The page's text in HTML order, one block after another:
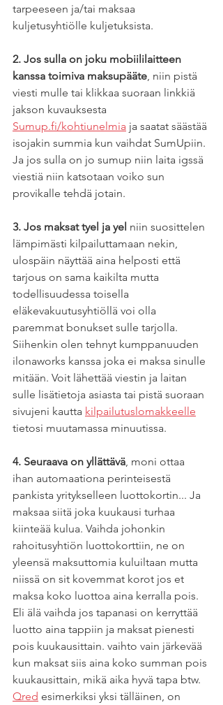
tarpeeseen ja/tai maksaa
kuljetusyhtiölle kuljetuksista.
2. Jos sulla on joku mobiililaitteen
kanssa toimiva maksupääte, niin pistä
viesti mulle tai klikkaa suoraan linkkiä
jakson kuvauksesta
Sumup.fi/kohtiunelmia ja saatat säästää
isojakin summia kun vaihdat SumUpiin.
Ja jos sulla on jo sumup niin laita igssä
viestiä niin katsotaan voiko sun
provikalle tehdä jotain.
3. Jos maksat tyel ja yel niin suosittelen
lämpimästi kilpailuttamaan nekin,
ulospäin näyttää aina helposti että
tarjous on sama kaikilta mutta
todellisuudessa toisella
eläkevakuutusyhtiöllä voi olla
paremmat bonukset sulle tarjolla.
Siihenkin olen tehnyt kumppanuuden
ilonaworks kanssa joka ei maksa sinulle
mitään. Voit lähettää viestin ja laitan
sulle lisätietoja asiasta tai pistä suoraan
sivujeni kautta kilpailutuslomakkeelle
tietosi muutamassa minuutissa.
4. Seuraava on yllättävä, moni ottaa
ihan automaationa perinteisestä
pankista yritykselleen luottokortin... Ja
maksaa siitä joka kuukausi turhaa
kiinteää kulua. Vaihda johonkin
rahoitusyhtiön luottokorttiin, ne on
yleensä maksuttomia kuluiltaan mutta
niissä on sit kovemmat korot jos et
maksa koko luottoa aina kerralla pois.
Eli älä vaihda jos tapanasi on kerryttää
luotto aina tappiin ja maksat pienesti
pois kuukausittain. vaihto vain järkevää
kun maksat siis aina koko summan pois
kuukausittain, mikä aika hyvä tapa btw.
Qred esimerkiksi yksi tälläinen, on